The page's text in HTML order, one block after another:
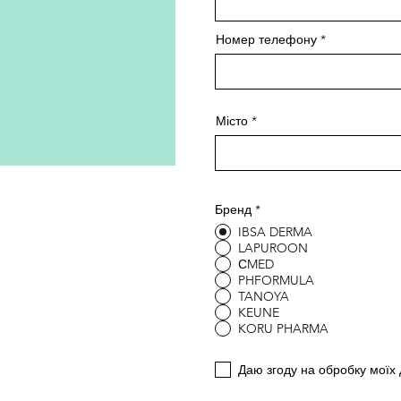
Номер телефону
Місто
Бренд *
IBSA DERMA
LAPUROON
СMED
PHFORMULA
TANOYA
KEUNE
KORU PHARMA
Даю згоду на обробку моїх